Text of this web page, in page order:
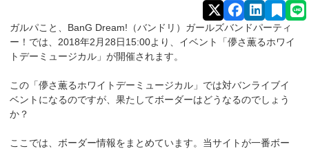
ガルパこと、BanG Dream!（バンドリ）ガールズバンドパーティ
ー！では、2018年2月28日15:00より、イベント「儚さ薫るホワイ
トデーミュージカル」が開催されます。
この「儚さ薫るホワイトデーミュージカル」では対バンライブイ
ベントになるのですが、果たしてボーダーはどうなるのでしょう
か？
ここでは、ボーダー情報をまとめています。当サイトが一番ボー